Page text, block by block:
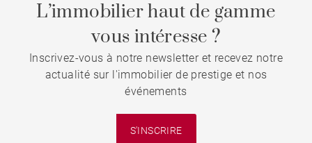
L’immobilier haut de gamme
vous intéresse ?
Inscrivez-vous à notre newsletter et recevez notre
actualité sur l'immobilier de prestige et nos
événements
S'INSCRIRE